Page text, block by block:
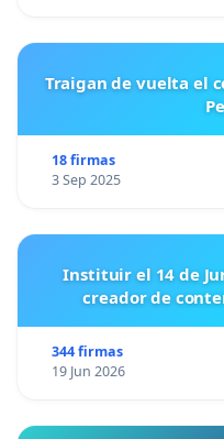
Traigan de vuelta el
18 firmas
3 Sep 2025
Instituir el 14 de
creador de
344 firmas
19 Jun 2026